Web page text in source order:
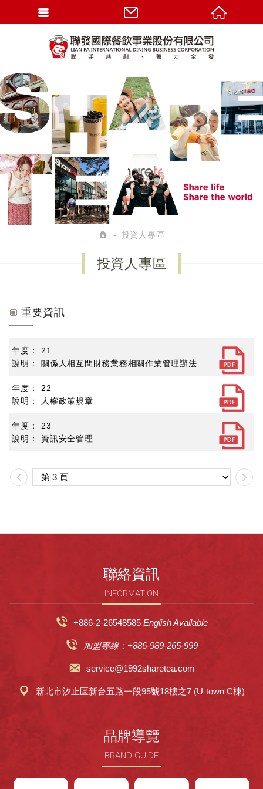
投資人專區
投資人專區
重要資訊
21
關係人相互間財務業務相關作業管理辦法
22
人權政策規章
23
資訊安全管理
聯絡資訊
INFORMATION
+886-2-26548585 English Available
加盟專線：+886-989-265-999
service@1992sharetea.com
新北市汐止區新台五路一段95號18樓之7 (U-town C棟)
品牌導覽
BRAND GUIDE